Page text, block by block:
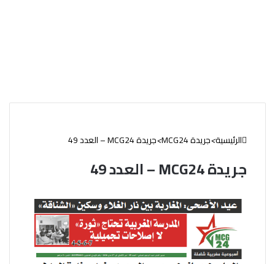
الرئيسية>جريدة MCG24 >جريدة MCG24 – العدد 49
جريدة MCG24 – العدد 49